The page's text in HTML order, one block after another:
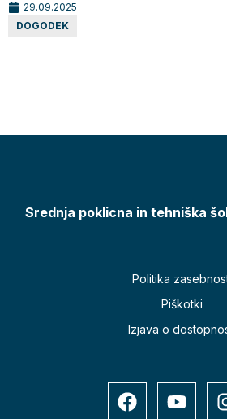
29.09.2025
DOGODEK
Srednja poklicna in tehniška
Politika
Piškotki
Izjava o